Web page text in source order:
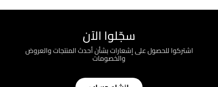
سجّلوا الآن
اشتركوا للحصول على إشعارات بشأن أحدث المنتجات والعروض
والخصومات